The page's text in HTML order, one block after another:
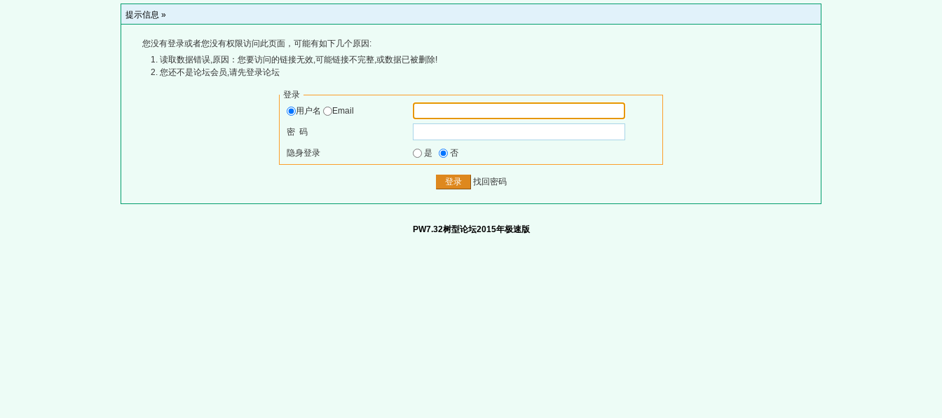
提示信息 »
您没有登录或者您没有权限访问此页面，可能有如下几个原因:
读取数据错误,原因：您要访问的链接无效,可能链接不完整,或数据已被删除!
您还不是论坛会员,请先登录论坛
登录
用户名
Email
密 码
隐身登录 是 否
找回密码
PW7.32树型论坛2015年极速版